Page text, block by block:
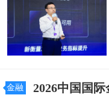
金融 2026中国国